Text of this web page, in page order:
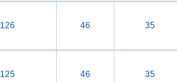
126 46 35
125 46 35